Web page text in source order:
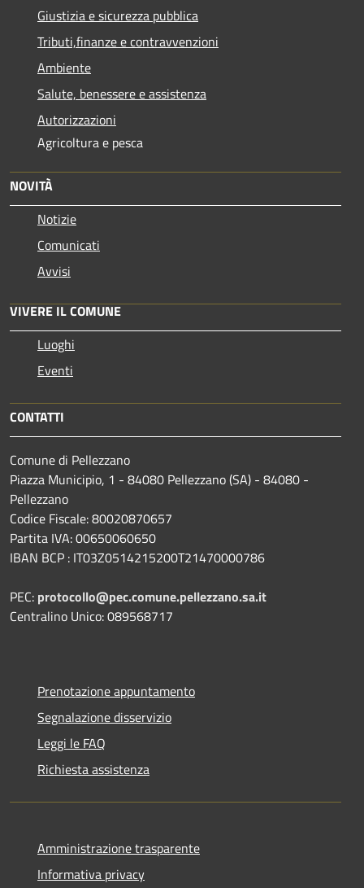
Giustizia e sicurezza pubblica
Tributi,finanze e contravvenzioni
Ambiente
Salute, benessere e assistenza
Autorizzazioni
Agricoltura e pesca
NOVITÀ
Notizie
Comunicati
Avvisi
VIVERE IL COMUNE
Luoghi
Eventi
CONTATTI
Comune di Pellezzano
Piazza Municipio, 1 - 84080 Pellezzano (SA) - 84080 -
Pellezzano
Codice Fiscale: 80020870657
Partita IVA: 00650060650
IBAN BCP : IT03Z0514215200T21470000786
PEC: protocollo@pec.comune.pellezzano.sa.it
Centralino Unico: 089568717
Prenotazione appuntamento
Segnalazione disservizio
Leggi le FAQ
Richiesta assistenza
Amministrazione trasparente
Informativa privacy